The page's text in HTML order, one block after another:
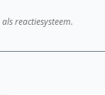
reactiesysteem.